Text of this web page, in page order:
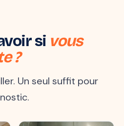
si vous
?
Un seul suffit pour